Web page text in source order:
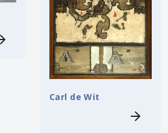
Carl de Wit